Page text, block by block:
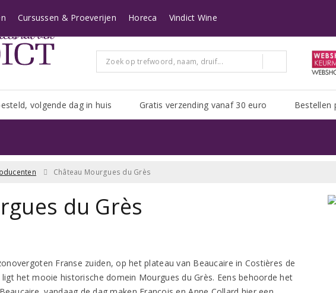
volgende dag in huis Gratis verzending vanaf 30 euro Bestellen
Cursussen & Proeverijen Horeca Vindict Wine
Château Mourgues du Grès
du Grès
Franse zuiden, op het plateau van Beaucaire in Costières de
ligt het mooie historische domein Mourgues du Grès. Eens behoorde het